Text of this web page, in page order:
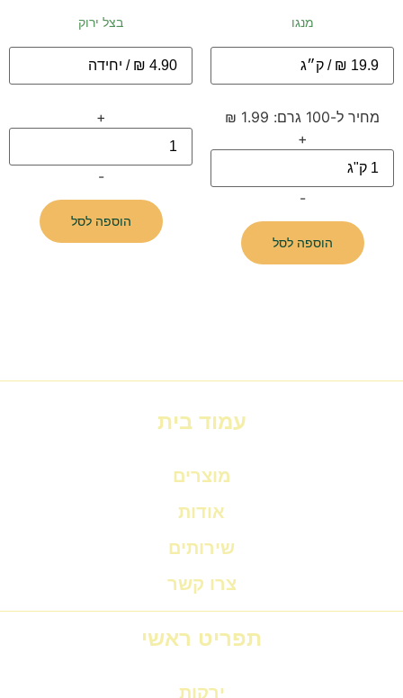
מנגו
מחיר ל-100 גרם: 1.99 ₪
+
-
הוספה לסל
בצל ירוק
+
-
הוספה לסל
עמוד בית
מוצרים
אודות
שירותים
צרו קשר
תפריט ראשי
ירקות